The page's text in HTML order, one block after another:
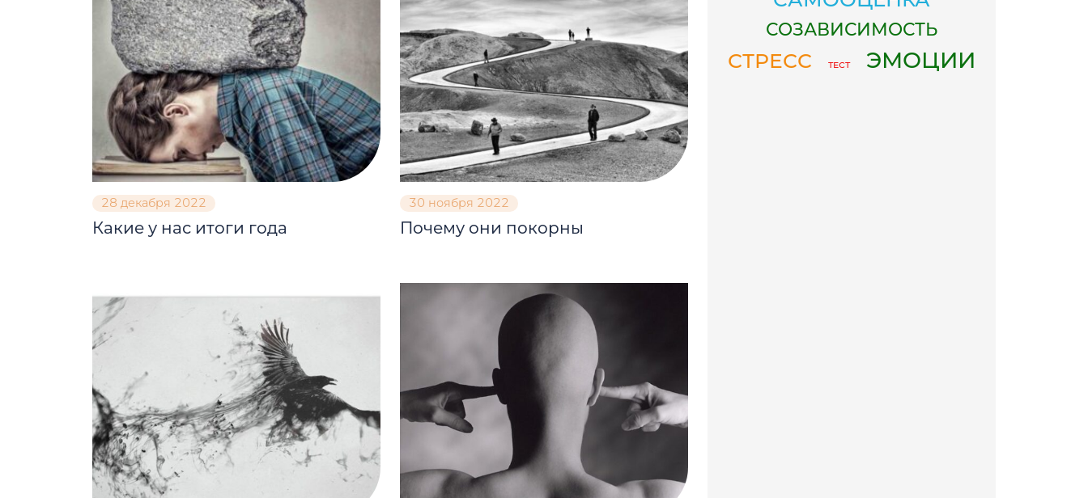
28 декабря 2022
Какие у нас итоги года
30 ноября 2022
Почему они покорны
СОЗАВИСИМОСТЬ
СТРЕСС ТЕСТ ЭМОЦИИ